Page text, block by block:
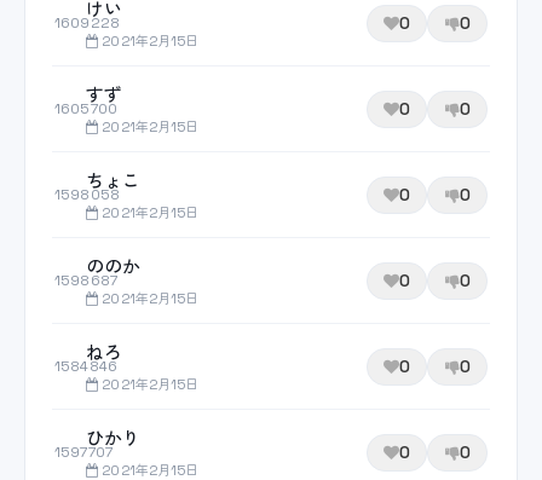
1609228
けい
2021年2月15日
0 0
1605700
すず
2021年2月15日
0 0
1598058
ちょこ
2021年2月15日
0 0
1598687
ののか
2021年2月15日
0 0
1584846
ねろ
2021年2月15日
0 0
1597707
ひかり
2021年2月15日
0 0